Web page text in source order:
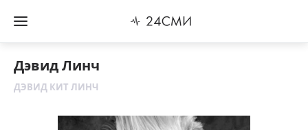
Дэвид Линч
ДЭВИД КИТ ЛИНЧ